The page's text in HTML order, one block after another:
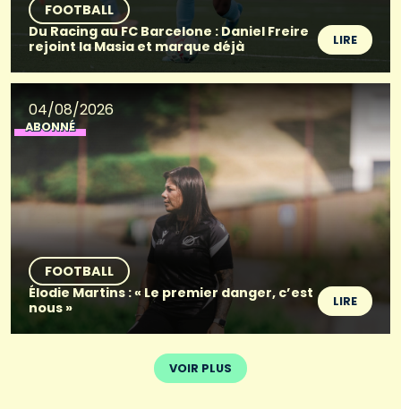
FOOTBALL
Du Racing au FC Barcelone : Daniel Freire
rejoint la Masia et marque déjà
LIRE
04/08/2026
ABONNÉ
FOOTBALL
Élodie Martins : « Le premier danger, c’est
nous »
LIRE
VOIR PLUS